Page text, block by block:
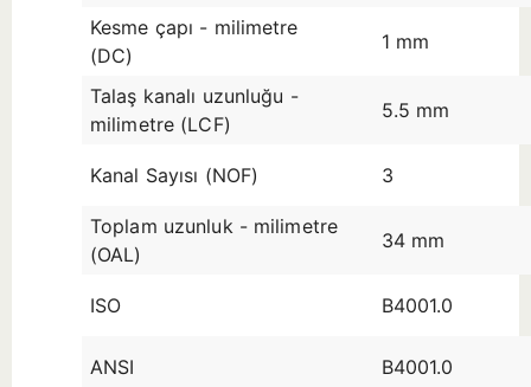
Kesme çapı - milimetre
(DC)
1 mm
Talaş kanalı uzunluğu -
milimetre (LCF)
5.5 mm
Kanal Sayısı (NOF) 3
Toplam uzunluk - milimetre
(OAL)
34 mm
ISO B4001.0
ANSI B4001.0